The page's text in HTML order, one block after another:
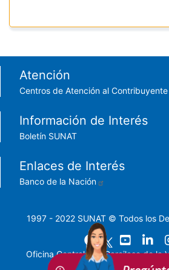
Footer menu
Atención
Centros de Atención al Contribuyente
Información de Interés
Boletín SUNAT
Enlaces de Interés
Banco de la Nación
1997 - 2022 SUNAT © Todos los
Oficina Central: Av. Garcilaso de la